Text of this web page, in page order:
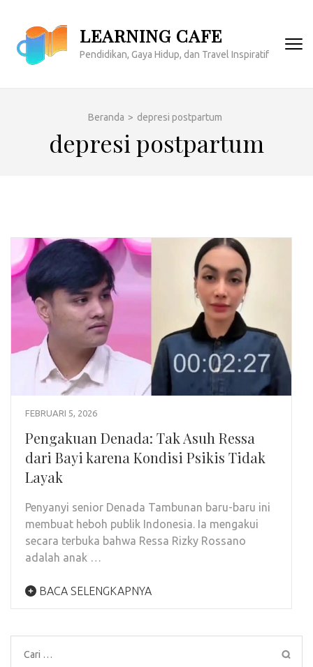
konten
(Tekan
LEARNING CAFE
Pendidikan, Gaya Hidup, dan Travel Inspiratif
Beranda > depresi postpartum
depresi postpartum
FEBRUARI 5, 2026
Pengakuan Denada: Tak Asuh Ressa
dari Bayi karena Kondisi Psikis Tidak
Layak
Penyanyi senior Denada Tambunan baru-baru ini
membuat heboh publik Indonesia. Ia mengakui
secara terbuka bahwa Ressa Rizky Rossano
adalah anak …
BACA SELENGKAPNYA
Cari